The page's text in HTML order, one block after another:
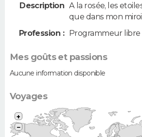
Description A la rosée, les
que dans mon
Profession : Programmeur libre
Mes goûts et passions
Aucune information disponible
Voyages
+
−